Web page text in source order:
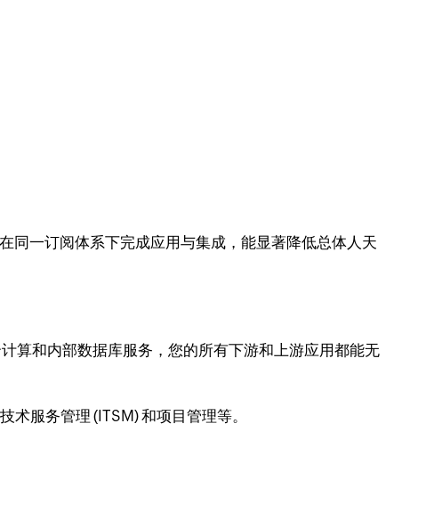
同一订阅体系下完成应用与集成，能显著降低总体人天
算和内部数据库服务，您的所有下游和上游应用都能无
服务管理 (ITSM) 和项目管理等。